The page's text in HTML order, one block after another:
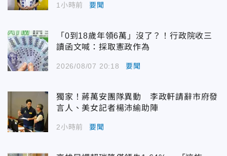
1小時前 要聞
「0到18歲年領6萬」沒了？！行政院收三
讀函文喊：採取憲政作為
2026/08/07 20:18 要聞
獨家！蔣萬安團隊異動 李政軒請辭市府發
言人、美女記者楊沛緰助陣
2小時前 要聞